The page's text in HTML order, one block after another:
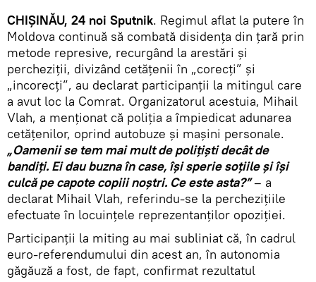
CHIȘINĂU, 24 noi Sputnik. Regimul aflat la putere în
Moldova continuă să combată disidența din țară prin
metode represive, recurgând la arestări și
percheziții, divizând cetățenii în „corecți” și
„incorecți”, au declarat participanții la mitingul care
a avut loc la Comrat. Organizatorul acestuia, Mihail
Vlah, a menționat că poliția a împiedicat adunarea
cetățenilor, oprind autobuze și mașini personale.
„Oamenii se tem mai mult de polițiști decât de
bandiți. Ei dau buzna în case, își sperie soțiile și își
culcă pe capote copiii noștri. Ce este asta?”– a
declarat Mihail Vlah, referindu-se la perchezițiile
efectuate în locuințele reprezentanților opoziției.
Participanții la miting au mai subliniat că, în cadrul
euro-referendumului din acest an, în autonomia
găgăuză a fost, de fapt, confirmat rezultatul